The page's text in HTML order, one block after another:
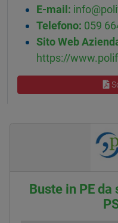
E-mail:
Telefono: 059
Sito Web
https://
Buste in PE